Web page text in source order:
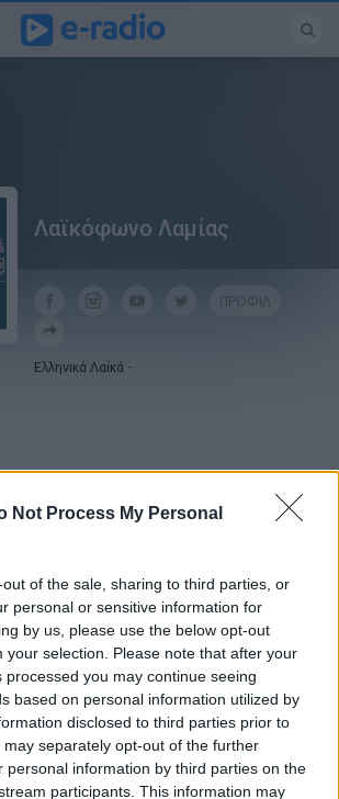
Not Process My Personal
of the sale, sharing to third parties, or
personal or sensitive information for
by us, please use the below opt-out
your selection. Please note that after your
processed you may continue seeing
based on personal information utilized by
disclosed to third parties prior to
separately opt-out of the further
personal information by third parties on the
participants. This information may
Λαϊκόφωνο Λαμίας
ΠΡΟΦΙΛ
Ελληνικά Λαϊκά -
ΠΟΛΙΤΙΣΜΟΣ
4χρονος έχασε τη ζωή του σε πισίνα
bar – Βούτηξε ο μπάρμαν για να τον